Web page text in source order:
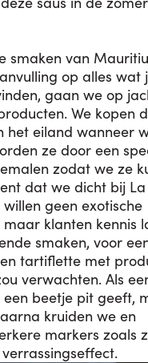
smaken van
op alles wat
gaan we op
We kopen
het eiland wanneer
ze door een
zodat we ze
dat we dicht bij La
geen exotische
klanten kennis
smaken, voor
tartiflette met
verwachten. Als
beetje pit geeft,
kruiden we en
markers zoals